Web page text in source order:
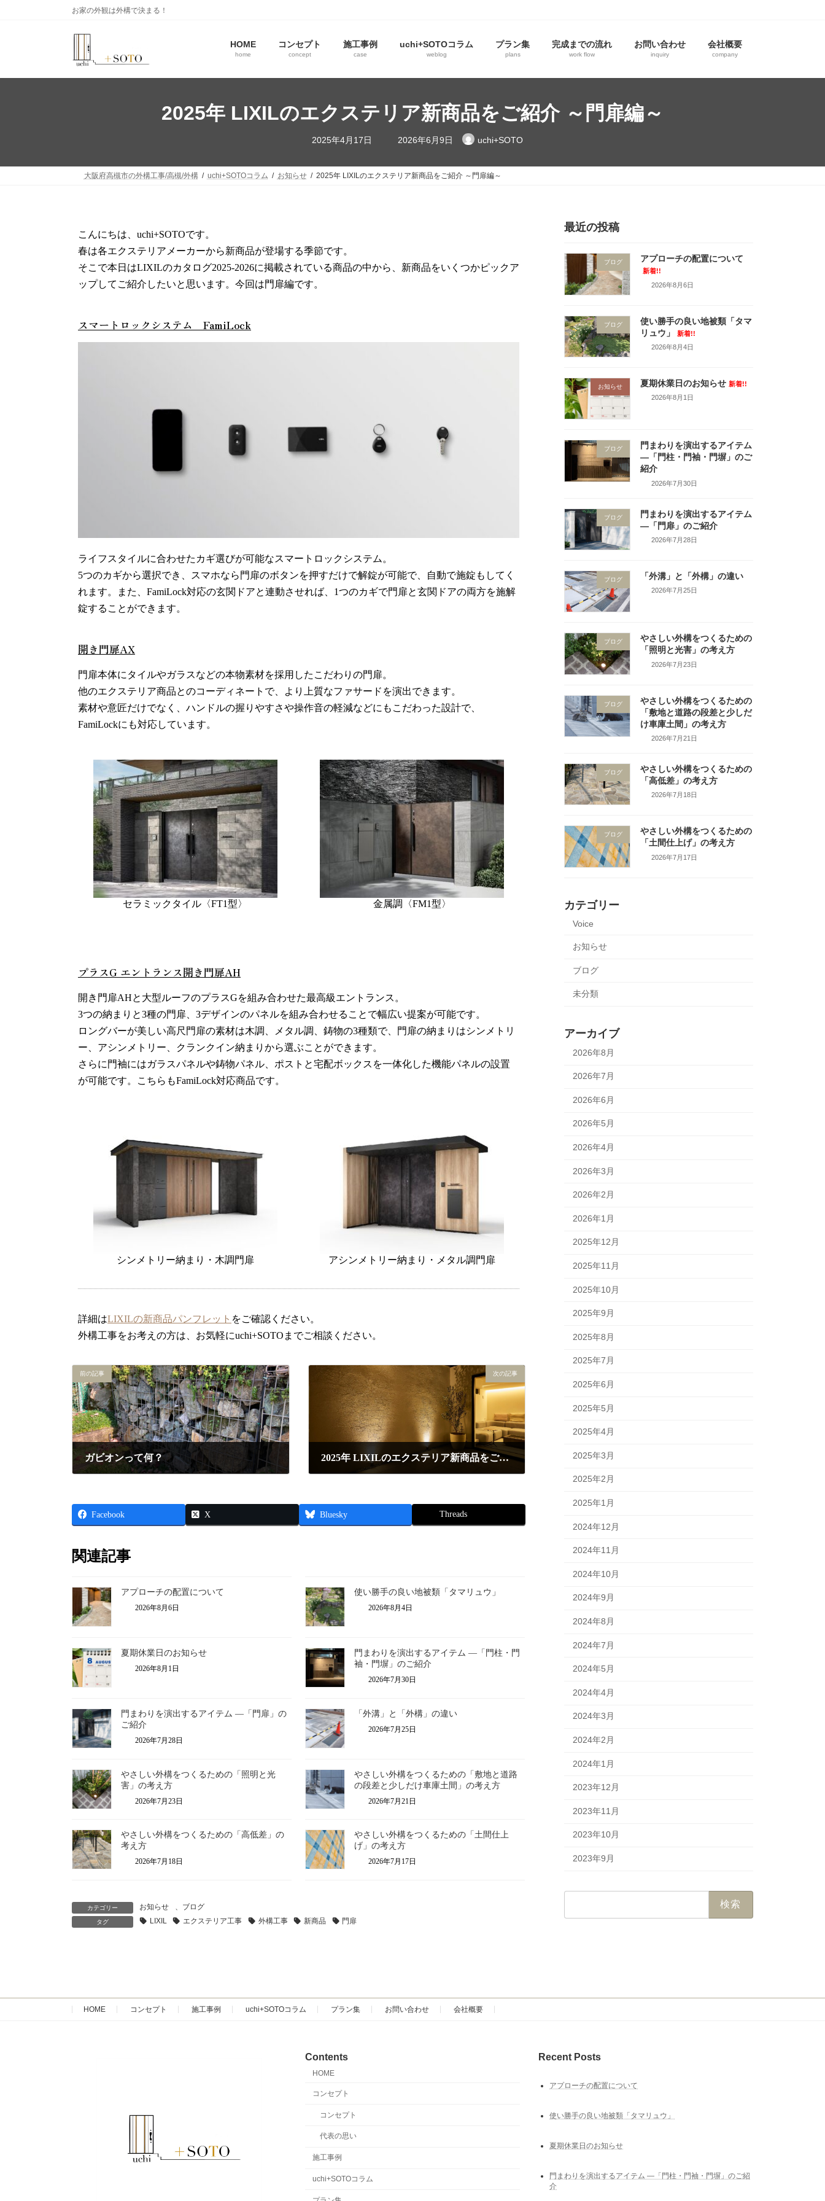
お家の外観は外構で決まる！
HOME
home
コンセプト
concept
施工事例
case
uchi+SOTOコラム
weblog
プラン集
plans
完成までの流れ
work flow
お問い合わせ
inquiry
会社概要
company
2025年 LIXILのエクステリア新商品をご紹介 ～門扉編～
2025年4月17日 2026年6月9日 uchi+SOTO
大阪府高槻市の外構工事/高槻/外構 uchi+SOTOコラム お知らせ 2025年 LIXILのエクステリア新商品をご紹介 ～門扉編～
こんにちは、uchi+SOTOです。
春は各エクステリアメーカーから新商品が登場する季節です。
そこで本日はLIXILのカタログ2025-2026に掲載されている商品の中から、新商品をいくつかピックア
ップしてご紹介したいと思います。今回は門扉編です。
スマートロックシステム FamiLock
ライフスタイルに合わせたカギ選びが可能なスマートロックシステム。
5つのカギから選択でき、スマホなら門扉のボタンを押すだけで解錠が可能で、自動で施錠もしてく
れます。また、FamiLock対応の玄関ドアと連動させれば、1つのカギで門扉と玄関ドアの両方を施解
錠することができます。
開き門扉AX
門扉本体にタイルやガラスなどの本物素材を採用したこだわりの門扉。
他のエクステリア商品とのコーディネートで、より上質なファサードを演出できます。
素材や意匠だけでなく、ハンドルの握りやすさや操作音の軽減などにもこだわった設計で、
FamiLockにも対応しています。
セラミックタイル〈FT1型〉 金属調〈FM1型〉
プラスG エントランス開き門扉AH
開き門扉AHと大型ルーフのプラスGを組み合わせた最高級エントランス。
3つの納まりと3種の門扉、3デザインのパネルを組み合わせることで幅広い提案が可能です。
ロングバーが美しい高尺門扉の素材は木調、メタル調、鋳物の3種類で、門扉の納まりはシンメトリ
ー、アシンメトリー、クランクイン納まりから選ぶことができます。
さらに門袖にはガラスパネルや鋳物パネル、ポストと宅配ボックスを一体化した機能パネルの設置
が可能です。こちらもFamiLock対応商品です。
シンメトリー納まり・木調門扉 アシンメトリー納まり・メタル調門扉
詳細はLIXILの新商品パンフレット をご確認ください。
外構工事をお考えの方は、お気軽にuchi+SOTOまでご相談ください。
前の記事
ガビオンって何？
次の記事
2025年 LIXILのエクステリア新商品をご紹介 ～照明編～
Facebook X Bluesky Threads
関連記事
アプローチの配置について
2026年8月6日
使い勝手の良い地被類「タマリュウ」
2026年8月4日
夏期休業日のお知らせ
2026年8月1日
門まわりを演出するアイテム ―「門柱・門
袖・門塀」のご紹介
2026年7月30日
門まわりを演出するアイテム ―「門扉」の
ご紹介
2026年7月28日
「外溝」と「外構」の違い
2026年7月25日
やさしい外構をつくるための「照明と光
害」の考え方
2026年7月23日
やさしい外構をつくるための「敷地と道路
の段差と少しだけ車庫土間」の考え方
2026年7月21日
やさしい外構をつくるための「高低差」の
考え方
2026年7月18日
やさしい外構をつくるための「土間仕上
げ」の考え方
2026年7月17日
カテゴリー お知らせ 、 ブログ
タグ LIXIL エクステリア工事 外構工事 新商品 門扉
最近の投稿
ブログ アプローチの配置について
新着!!
2026年8月6日
ブログ
使い勝手の良い地被類「タマ
リュウ」
新着!!
2026年8月4日
お知らせ 夏期休業日のお知らせ 新着!!
2026年8月1日
ブログ
門まわりを演出するアイテム
―「門柱・門袖・門塀」のご
紹介
2026年7月30日
ブログ
門まわりを演出するアイテム
―「門扉」のご紹介
2026年7月28日
ブログ 「外溝」と「外構」の違い
2026年7月25日
ブログ
やさしい外構をつくるための
「照明と光害」の考え方
2026年7月23日
ブログ
やさしい外構をつくるための
「敷地と道路の段差と少しだ
け車庫土間」の考え方
2026年7月21日
ブログ
やさしい外構をつくるための
「高低差」の考え方
2026年7月18日
ブログ
やさしい外構をつくるための
「土間仕上げ」の考え方
2026年7月17日
カテゴリー
Voice
お知らせ
ブログ
未分類
アーカイブ
2026年8月
2026年7月
2026年6月
2026年5月
2026年4月
2026年3月
2026年2月
2026年1月
2025年12月
2025年11月
2025年10月
2025年9月
2025年8月
2025年7月
2025年6月
2025年5月
2025年4月
2025年3月
2025年2月
2025年1月
2024年12月
2024年11月
2024年10月
2024年9月
2024年8月
2024年7月
2024年5月
2024年4月
2024年3月
2024年2月
2024年1月
2023年12月
2023年11月
2023年10月
2023年9月
HOME コンセプト 施工事例 uchi+SOTOコラム プラン集 お問い合わせ 会社概要
Contents
HOME
コンセプト
コンセプト
代表の思い
施工事例
uchi+SOTOコラム
Recent Posts
アプローチの配置について
使い勝手の良い地被類「タマリュウ」
夏期休業日のお知らせ
門まわりを演出するアイテム ―「門柱・門袖・門塀」のご紹
介